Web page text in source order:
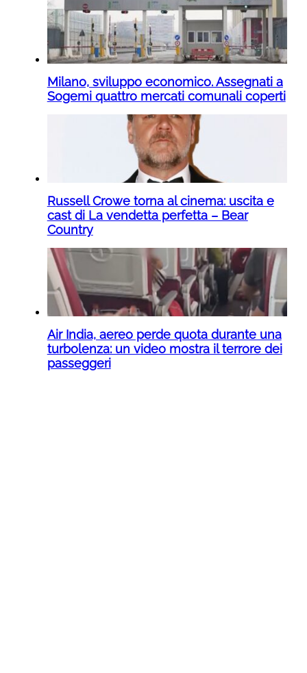
Milano, sviluppo economico. Assegnati a
Sogemi quattro mercati comunali coperti
Russell Crowe torna al cinema: uscita e
cast di La vendetta perfetta – Bear
Country
Air India, aereo perde quota durante una
turbolenza: un video mostra il terrore dei
passeggeri